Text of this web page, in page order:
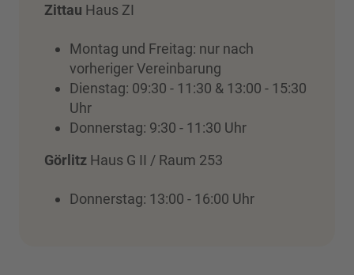
Zittau Haus ZI
Montag und Freitag: nur nach
vorheriger Vereinbarung
Dienstag: 09:30 - 11:30 & 13:00 - 15:30
Uhr
Donnerstag: 9:30 - 11:30 Uhr
Görlitz Haus G II / Raum 253
Donnerstag: 13:00 - 16:00 Uhr